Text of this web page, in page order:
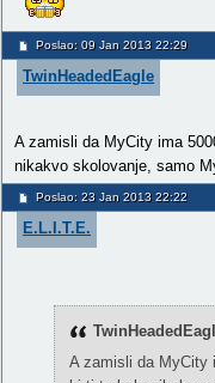
Poslao: 09 Jan 2013 22:29
TwinHeadedEagle
A zamisli da MyCity ima
nikakvo skolovanje, samo
Poslao: 23 Jan 2013 22:22
E.L.I.T.E.
A zamisli da MyCity